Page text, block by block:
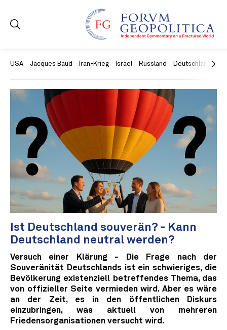
USA Jacques Baud Iran-Krieg Israel Russland Deutschland
Ist Deutschland souverän? - Kann
Deutschland neutral werden?
Versuch einer Klärung - Die Frage nach der
Souveränität Deutschlands ist ein schwieriges, die
Bevölkerung existenziell betreffendes Thema, das
von offizieller Seite vermieden wird. Aber es wäre
an der Zeit, es in den öffentlichen Diskurs
einzubringen, was aktuell von mehreren
Friedensorganisationen versucht wird.